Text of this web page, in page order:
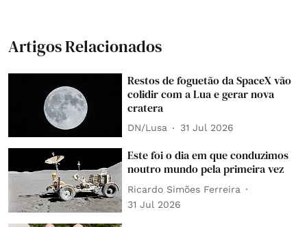
Artigos Relacionados
Restos de foguetão da SpaceX vão
colidir com a Lua e gerar nova
cratera
DN/Lusa 31 Jul 2026
Este foi o dia em que conduzimos
noutro mundo pela primeira vez
Ricardo Simões Ferreira
31 Jul 2026